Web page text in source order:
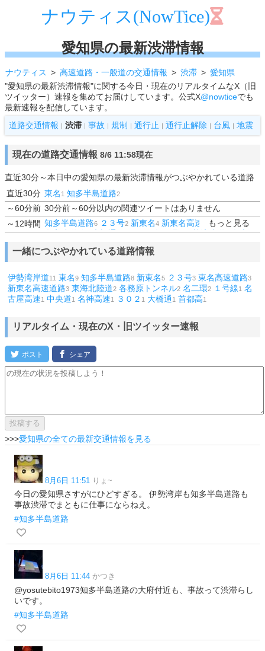
ナウティス(NowTice)
愛知県の最新渋滞情報
ナウティス 高速道路・一般道の交通情報 渋滞
愛知県
"愛知県の最新渋滞情報"に関する今日・現在のリアルタイムなX（旧
ツイッター）速報を集めてお届けしています。公式X@nowticeでも
最新速報を配信しています。
道路交通情報
渋滞 事故 規制 通行止 通行止解除 台風 地震
現在の道路交通情報 8/6 11:58現在
直近30分～本日中の愛知県の最新渋滞情報がつぶやかれている道路
直近30分 東名 1 知多半島道路2
～60分前 30分前～60分以内の関連ツイートはありません
～12時間
もっと見る
知多半島道路6 ２３号2 新東名4 新東名高速道路2 東名2 東
名高速道路2 大橋通1 １号線1 名二環2 伊勢湾岸道6 名古屋
一緒につぶやかれている道路情報
伊勢湾岸道11 東名9 知多半島道路8 新東名5 ２３号3 東名高速道路3
新東名高速道路3 東海北陸道2 各務原トンネル2 名二環2 １号線1 名
古屋高速1 中央道1 名神高速1 ３０２ 1 大橋通 1 首都高1
リアルタイム・現在のX・旧ツイッター速報
>>>愛知県の全ての最新交通情報を見る
8月6日 11:51 りょ~
今日の愛知県さすがにひどすぎる。 伊勢湾岸も知多半島道路も
事故渋滞でまともに仕事にならねえ。
#知多半島道路
8月6日 11:44 かつき
@yosutebito1973知多半島道路の大府付近も、事故って渋滞らし
いです。
#知多半島道路